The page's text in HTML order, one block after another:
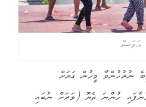
އަވަސް
ނުރުހުންވާ މީހުން ގަޔަށް
ހުންނަ ތެޔޮ (ވަރަށް ނުބައި